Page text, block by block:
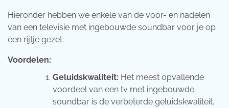
Hieronder hebben we enkele van de voor- en nadelen
van een televisie met ingebouwde soundbar voor je op
een rijtje gezet:
Voordelen:
Geluidskwaliteit: Het meest opvallende
voordeel van een tv met ingebouwde
soundbar is de verbeterde geluidskwaliteit.